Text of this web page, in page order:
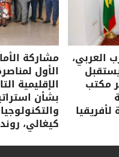
العربي،
مكتب
مشاركة
الأول
الإقليمية
بشأن
كيغالي، روندا، 16-17